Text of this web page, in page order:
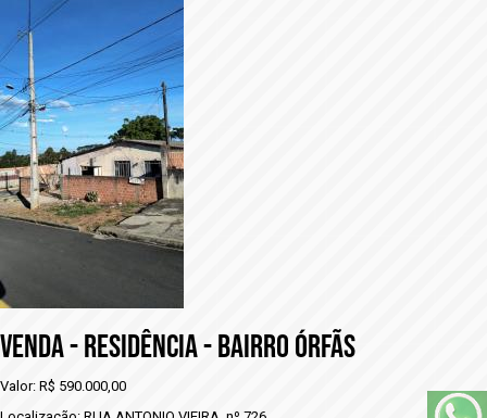
VENDA - RESIDÊNCIA - BAIRRO ÓRFÃS
Valor: R$ 590.000,00